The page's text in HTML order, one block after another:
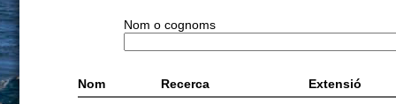
Nom o cognoms
Nom Recerca Extensió